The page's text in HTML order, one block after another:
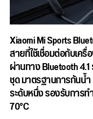
Xiaomi Mi Sports
สายที่ใช้เชื่อมต่อกับเค
ผ่านทาง Bluetooth
ชุด มาตรฐานการกันน้
ระดับหนึ่ง รองรับการ
70°C